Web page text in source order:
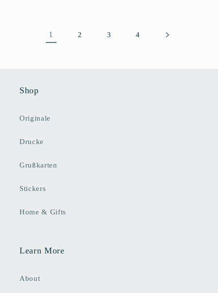
1 2 3 4
Shop
Originale
Drucke
Grußkarten
Stickers
Home & Gifts
Learn More
About